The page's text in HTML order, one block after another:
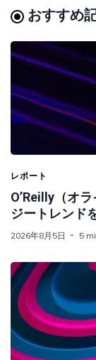
おすすめ
レポート
O’Reilly（オ
ジートレンド
2026年8月5日 5